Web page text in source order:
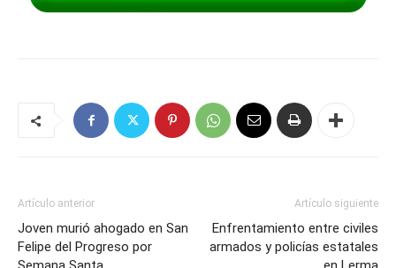
Artículo anterior
Joven murió ahogado en San
Felipe del Progreso por
Artículo siguiente
Enfrentamiento entre civiles
armados y policías estatales